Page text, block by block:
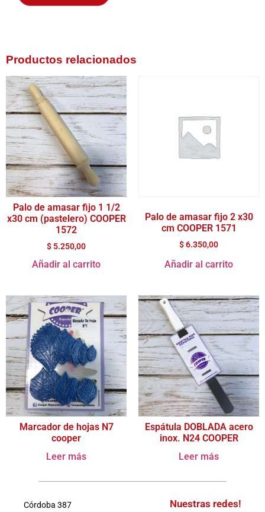
Productos relacionados
Palo de amasar fijo 1 1/2
x30 cm (pastelero) COOPER
1572
$ 5.250,00
Añadir al carrito
Palo de amasar fijo 2 x30
cm COOPER 1571
$6.350,00
Añadir al carrito
Marcador de hojas N7
cooper
Leer más
Espátula DOBLADA acero
inox. N24 COOPER
Leer más
Córdoba 387 Nuestras redes!